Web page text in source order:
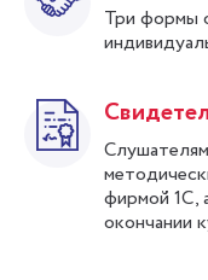
Три формы
фирмой 1С,
окончании